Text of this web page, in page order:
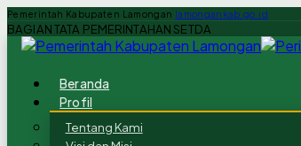
Pemerintah Kabupaten Lamongan lamongankab.go.id
BAGIAN TATA PEMERINTAHAN SETDA
Beranda
Profil
Tentang Kami